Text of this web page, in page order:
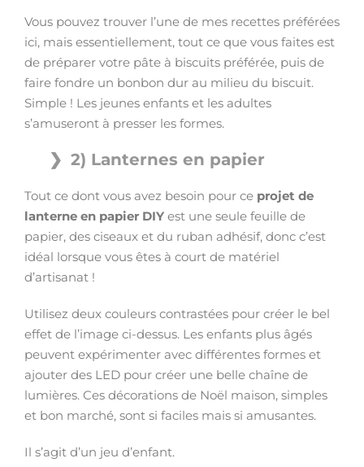
Vous pouvez trouver l’une de mes recettes préférées
ici, mais essentiellement, tout ce que vous faites est
de préparer votre pâte à biscuits préférée, puis de
faire fondre un bonbon dur au milieu du biscuit.
Simple ! Les jeunes enfants et les adultes
s’amuseront à presser les formes.
2) Lanternes en papier
Tout ce dont vous avez besoin pour ce projet de
lanterne en papier DIY est une seule feuille de
papier, des ciseaux et du ruban adhésif, donc c’est
idéal lorsque vous êtes à court de matériel
d’artisanat !
Utilisez deux couleurs contrastées pour créer le bel
effet de l’image ci-dessus. Les enfants plus âgés
peuvent expérimenter avec différentes formes et
ajouter des LED pour créer une belle chaîne de
lumières. Ces décorations de Noël maison, simples
et bon marché, sont si faciles mais si amusantes.
Il s’agit d’un jeu d’enfant.